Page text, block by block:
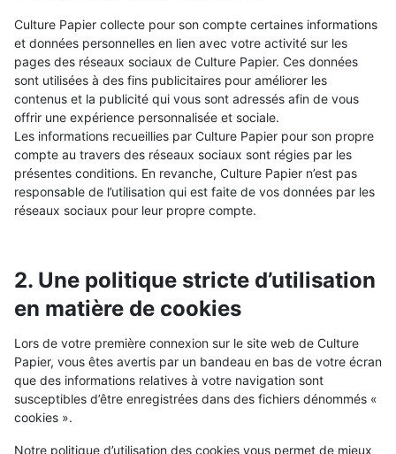
Culture Papier collecte pour son compte certaines informations
et données personnelles en lien avec votre activité sur les
pages des réseaux sociaux de Culture Papier. Ces données
sont utilisées à des fins publicitaires pour améliorer les
contenus et la publicité qui vous sont adressés afin de vous
offrir une expérience personnalisée et sociale.
Les informations recueillies par Culture Papier pour son propre
compte au travers des réseaux sociaux sont régies par les
présentes conditions. En revanche, Culture Papier n’est pas
responsable de l’utilisation qui est faite de vos données par les
réseaux sociaux pour leur propre compte.
2. Une politique stricte d’utilisation
en matière de cookies
Lors de votre première connexion sur le site web de Culture
Papier, vous êtes avertis par un bandeau en bas de votre écran
que des informations relatives à votre navigation sont
susceptibles d’être enregistrées dans des fichiers dénommés «
cookies ».
Notre politique d’utilisation des cookies vous permet de mieux